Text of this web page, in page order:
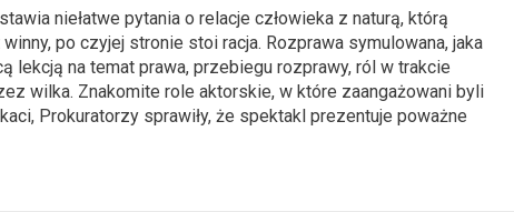
niełatwe pytania o relacje człowieka z naturą, którą
po czyjej stronie stoi racja. Rozprawa symulowana, jaka
lekcją na temat prawa, przebiegu rozprawy, ról w trakcie
wilka. Znakomite role aktorskie, w które zaangażowani byli
Prokuratorzy sprawiły, że spektakl prezentuje poważne